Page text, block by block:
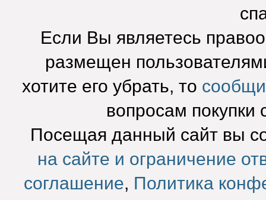
Если Вы являетесь
размещен
хотите его убрать, то
вопросам покупки
Посещая данный сайт вы
на сайте и ограничение
соглашение, Политика